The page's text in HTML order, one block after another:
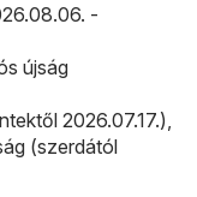
-
újság
2026.07.17.)
(szerdától